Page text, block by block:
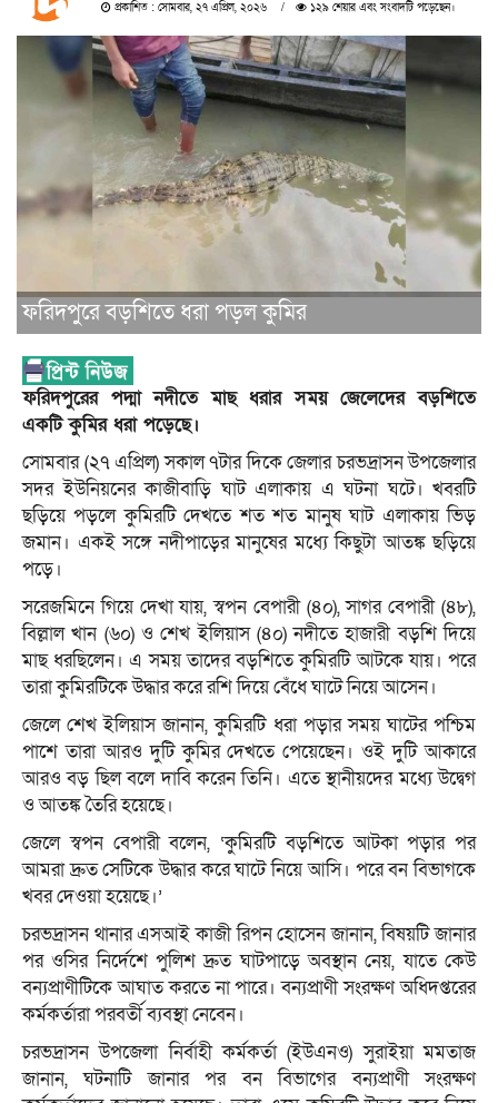
প্রকাশিত : সোমবার, ২৭ এপ্রিল, ২০২৬ ১২৯ শেয়ার এবং সংবাদটি পড়েছেন।
ফরিদপুরে বড়শিতে ধরা পড়ল কুমির
ফরিদপুরের পদ্মা নদীতে মাছ ধরার সময় জেলেদের বড়শিতে
একটি কুমির ধরা পড়েছে।
সোমবার (২৭ এপ্রিল) সকাল ৭টার দিকে জেলার চরভদ্রাসন উপজেলার
সদর ইউনিয়নের কাজীবাড়ি ঘাট এলাকায় এ ঘটনা ঘটে। খবরটি
ছড়িয়ে পড়লে কুমিরটি দেখতে শত শত মানুষ ঘাট এলাকায় ভিড়
জমান। একই সঙ্গে নদীপাড়ের মানুষের মধ্যে কিছুটা আতঙ্ক ছড়িয়ে
পড়ে।
সরেজমিনে গিয়ে দেখা যায়, স্বপন বেপারী (৪০), সাগর বেপারী (৪৮),
বিল্লাল খান (৬০) ও শেখ ইলিয়াস (৪০) নদীতে হাজারী বড়শি দিয়ে
মাছ ধরছিলেন। এ সময় তাদের বড়শিতে কুমিরটি আটকে যায়। পরে
তারা কুমিরটিকে উদ্ধার করে রশি দিয়ে বেঁধে ঘাটে নিয়ে আসেন।
জেলে শেখ ইলিয়াস জানান, কুমিরটি ধরা পড়ার সময় ঘাটের পশ্চিম
পাশে তারা আরও দুটি কুমির দেখতে পেয়েছেন। ওই দুটি আকারে
আরও বড় ছিল বলে দাবি করেন তিনি। এতে স্থানীয়দের মধ্যে উদ্বেগ
ও আতঙ্ক তৈরি হয়েছে।
জেলে স্বপন বেপারী বলেন, ‘কুমিরটি বড়শিতে আটকা পড়ার পর
আমরা দ্রুত সেটিকে উদ্ধার করে ঘাটে নিয়ে আসি। পরে বন বিভাগকে
খবর দেওয়া হয়েছে।’
চরভদ্রাসন থানার এসআই কাজী রিপন হোসেন জানান, বিষয়টি জানার
পর ওসির নির্দেশে পুলিশ দ্রুত ঘাটপাড়ে অবস্থান নেয়, যাতে কেউ
বন্যপ্রাণীটিকে আঘাত করতে না পারে। বন্যপ্রাণী সংরক্ষণ অধিদপ্তরের
কর্মকর্তারা পরবর্তী ব্যবস্থা নেবেন।
চরভদ্রাসন উপজেলা নির্বাহী কর্মকর্তা (ইউএনও) সুরাইয়া মমতাজ
জানান, ঘটনাটি জানার পর বন বিভাগের বন্যপ্রাণী সংরক্ষণ